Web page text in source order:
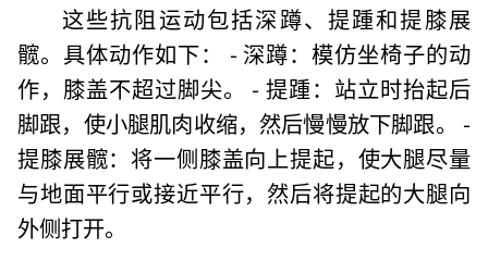
这些抗阻运动包括深蹲、提踵和提膝展
髋。具体动作如下： - 深蹲：模仿坐椅子的动
作，膝盖不超过脚尖。 - 提踵：站立时抬起后
脚跟，使小腿肌肉收缩，然后慢慢放下脚跟。 -
提膝展髋：将一侧膝盖向上提起，使大腿尽量
与地面平行或接近平行，然后将提起的大腿向
外侧打开。